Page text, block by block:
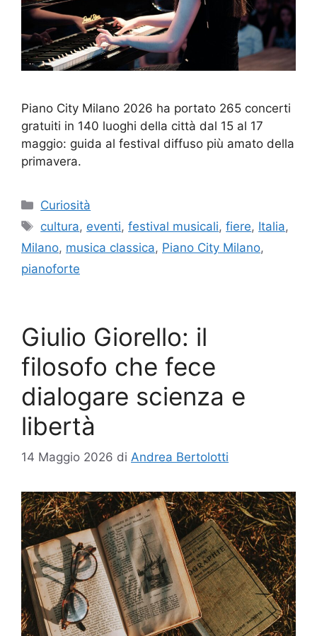
Piano City Milano 2026 ha portato 265 concerti
gratuiti in 140 luoghi della città dal 15 al 17
maggio: guida al festival diffuso più amato della
primavera.
Categorie
Curiosità
Tag
cultura, eventi,festival musicali,fiere, Italia,
Milano, musica classica, Piano City Milano,
pianoforte
Giulio Giorello: il
filosofo che fece
dialogare scienza e
libertà
14 Maggio 2026 di Andrea Bertolotti